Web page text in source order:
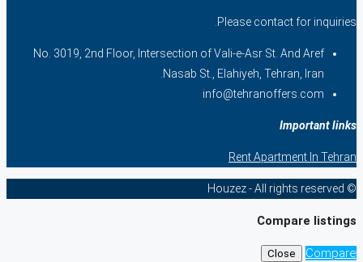
Please contact for inquiries.
No. 3019, 2nd Floor, Intersection of Vali-e-Asr St. And Aref
Nasab St., Elahiyeh, Tehran, Iran.
info@tehranoffers.com
Important links
Rent Apartment In Tehran
© Houzez - All rights reserved
Compare listings
Compare
Close